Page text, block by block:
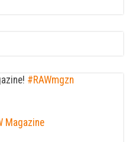
#RAWmgzn
Magazine